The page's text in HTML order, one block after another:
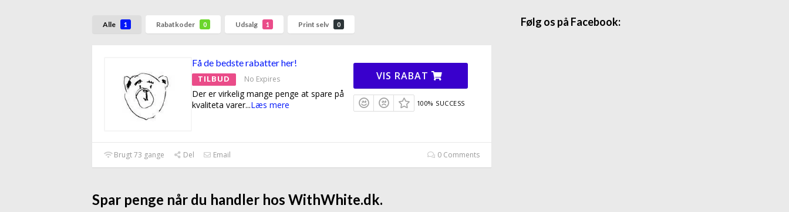
Alle 1 Rabatkoder 0 Udsalg 1 Print selv 0
Få de bedste rabatter her!
TILBUD No Expires
Der er virkelig mange penge at spare på
kvaliteta varer...Læs mere
VIS RABAT
100% SUCCESS
Brugt 73 gange Del Email 0 Comments
Spar penge når du handler hos WithWhite.dk.
Følg os på Facebook: